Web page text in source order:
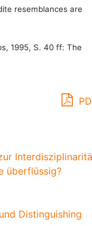
resemblances are
1995, S. 40 ff: The
überflüssig?
Distinguishing